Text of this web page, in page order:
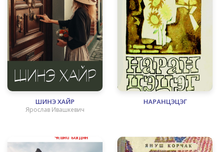
ШИНЭ ХАЙР
Ярослав Ивашкевич
НАРАНЦЭЦЭГ